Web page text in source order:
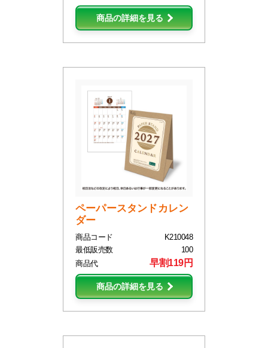
商品の詳細を見る
ペーパースタンドカレン
ダー
商品コード
K210048
最低販売数
100
商品代
早割119円
商品の詳細を見る